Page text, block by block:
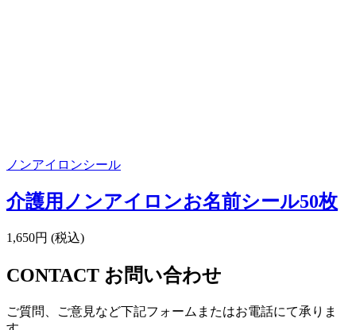
ノンアイロンシール
介護用ノンアイロンお名前シール50枚
1,650円 (税込)
CONTACT お問い合わせ
ご質問、ご意見など下記フォームまたはお電話にて承りま